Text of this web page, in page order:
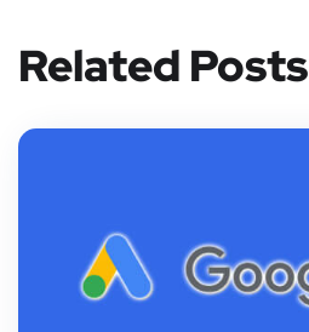
Related Posts